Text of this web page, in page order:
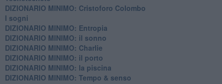
DIZIONARIO MINIMO: Cristoforo Colombo
I sogni
DIZIONARIO MINIMO: Entropia
DIZIONARIO MINIMO: il sonno
DIZIONARIO MINIMO: Charlie
DIZIONARIO MINIMO: il porto
DIZIONARIO MINIMO: la piscina
DIZIONARIO MINIMO: Tempo & senso